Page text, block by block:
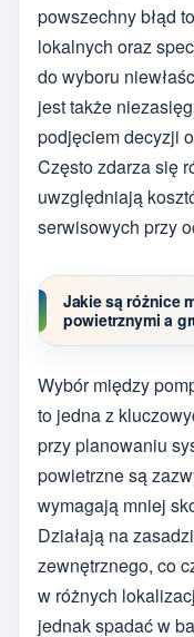
powszechny błąd
lokalnych oraz
do wyboru
jest także
podjęciem decyzji
Często zdarza się
uwzględniają
serwisowych przy
Jakie są różnice
powietrznymi a
Wybór między
to jedna z
przy planowaniu
powietrzne są
wymagają mniej
Działają na
zewnętrznego, co
w różnych
jednak spadać w